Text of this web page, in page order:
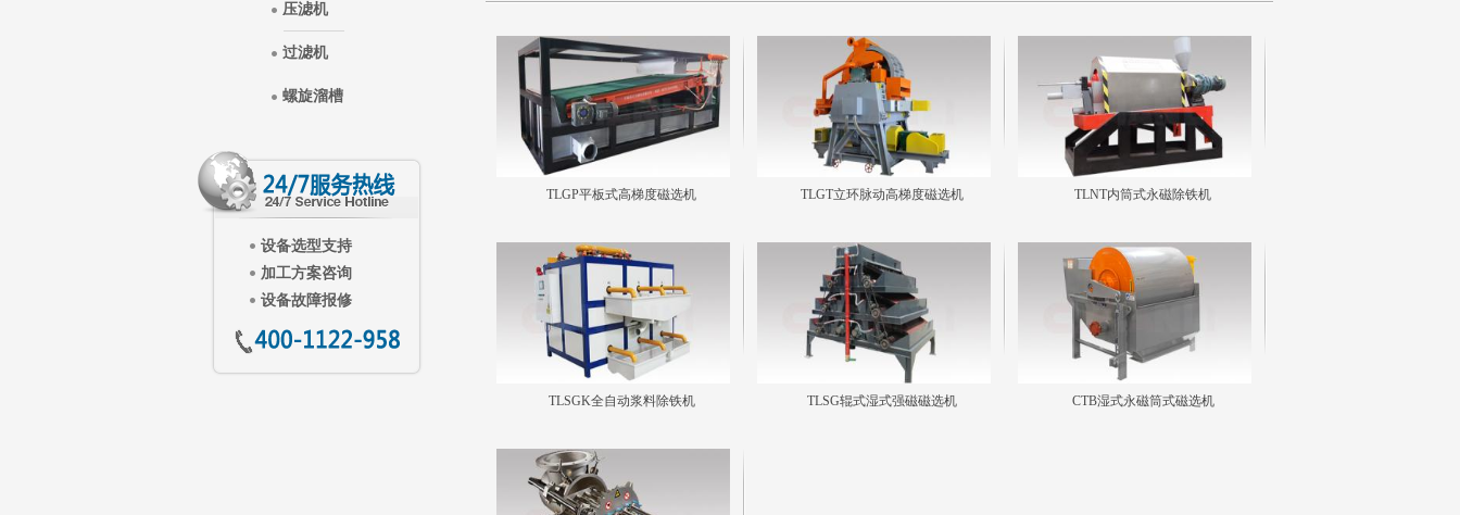
压滤机
过滤机
螺旋溜槽
设备选型支持
加工方案咨询
设备故障报修
TLGP平板式高梯度磁选机 TLGT立环脉动高梯度磁选机 TLNT内筒式永磁除铁机
TLSGK全自动浆料除铁机 TLSG辊式湿式强磁磁选机 CTB湿式永磁筒式磁选机